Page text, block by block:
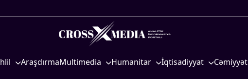
AraşdırmaMultimedia Humanitar İqtisadiyyat Cəmiyyət